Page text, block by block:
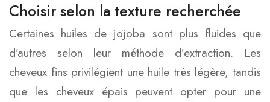
Choisir selon la texture recherchée
Certaines huiles de jojoba sont plus fluides que
d’autres selon leur méthode d’extraction. Les
cheveux fins privilégient une huile très légère, tandis
que les cheveux épais peuvent opter pour une